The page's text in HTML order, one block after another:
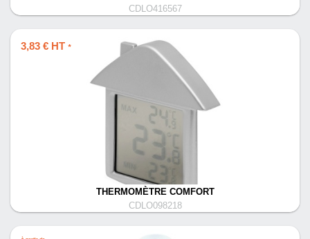
CDLO416567
3,83 € HT *
THERMOMÈTRE COMFORT
CDLO098218